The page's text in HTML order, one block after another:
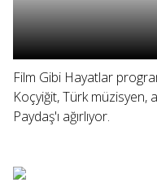
Film Gibi Hayatlar
Koçyiğit, Türk müzisyen,
Paydaş'ı ağırlıyor.